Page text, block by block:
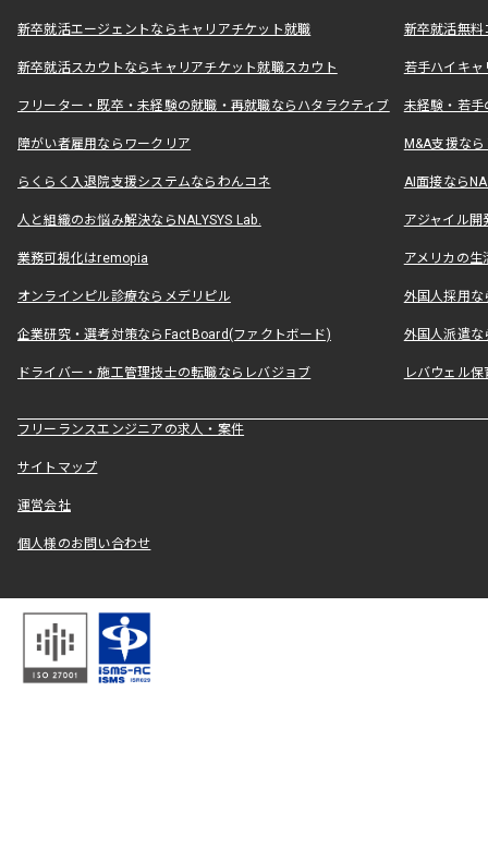
新卒就活エージェントならキャリアチケット就職 新卒就活無料
新卒就活スカウトならキャリアチケット就職スカウト 若手ハイキ
フリーター・既卒・未経験の就職・再就職ならハタラクティブ 未経験・若手
障がい者雇用ならワークリア M&A支援な
らくらく入退院支援システムならわんコネ AI面接なら
人と組織のお悩み解決ならNALYSYS Lab. アジャイル
業務可視化はremopia アメリカの
オンラインピル診療ならメデリピル 外国人採用
企業研究・選考対策ならFactBoard(ファクトボード) 外国人派遣な
ドライバー・施工管理技士の転職ならレバジョブ レバウェル
フリーランスエンジニアの求人・案件
サイトマップ
運営会社
個人様のお問い合わせ